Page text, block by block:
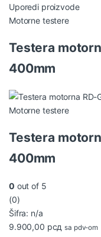
Uporedi proizvode
Motorne testere
Testera
400mm
Motorne testere
Testera
400mm
0 out of 5
(0)
Šifra: n/a
9.900,00 рсд sa pdv-om